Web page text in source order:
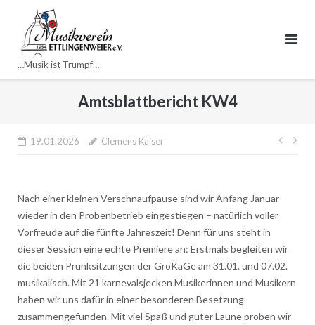
Inhalt
…Musik ist Trumpf…
Amtsblattbericht KW4
19.01.2026 Clemens Kaiser
Nach einer kleinen Verschnaufpause sind wir Anfang Januar
wieder in den Probenbetrieb eingestiegen – natürlich voller
Vorfreude auf die fünfte Jahreszeit! Denn für uns steht in
dieser Session eine echte Premiere an: Erstmals begleiten wir
die beiden Prunksitzungen der GroKaGe am 31.01. und 07.02.
musikalisch. Mit 21 karnevalsjecken Musikerinnen und Musikern
haben wir uns dafür in einer besonderen Besetzung
zusammengefunden. Mit viel Spaß und guter Laune proben wir